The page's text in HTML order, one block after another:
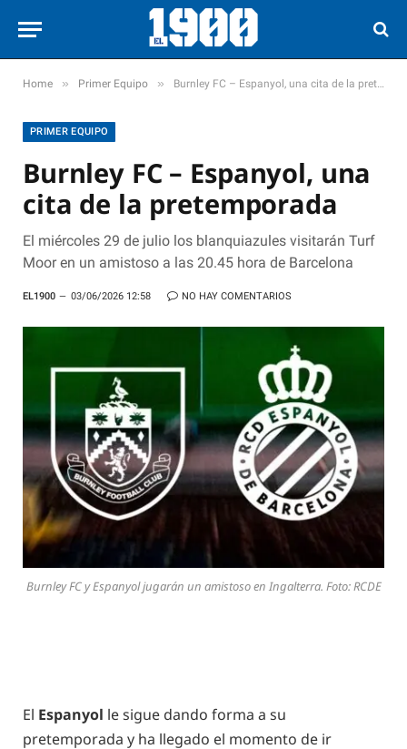
Home » Primer Equipo » Burnley FC – Espanyol, una cita de la pretemporada
PRIMER EQUIPO
Burnley FC – Espanyol, una
cita de la pretemporada
El miércoles 29 de julio los blanquiazules visitarán Turf
Moor en un amistoso a las 20.45 hora de Barcelona
EL1900 03/06/2026 12:58 NO HAY COMENTARIOS
Burnley FC y Espanyol jugarán un amistoso en Ingalterra. Foto: RCDE
El Espanyol le sigue dando forma a su
pretemporada y ha llegado el momento de ir